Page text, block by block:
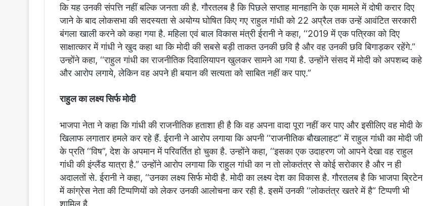
कि यह उनकी संपत्ति नहीं बल्कि जनता की है. गौरतलब है कि पिछले सप्ताह मानहानि के एक मामले में दोषी करार दिए
जाने के बाद लोकसभा की सदस्यता से अयोग्य घोषित किए गए राहुल गांधी को 22 अप्रैल तक उन्हें आवंटित सरकारी
बंगला खाली करने को कहा गया है. महिला एवं बाल विकास मंत्री ईरानी ने कहा, ‘‘2019 में एक पत्रिका को दिए
साक्षात्कार में गांधी ने खुद कहा था कि मोदी की सबसे बड़ी ताकत उनकी छवि है और वह उनकी छवि बिगाड़कर रहेंगे.”
उन्होंने कहा, ‘‘राहुल गांधी का राजनीतिक दिवालियापन खुलकर सामने आ गया है. उन्होंने संसद में मोदी को अपशब्द कहे
और आरोप लगाये, लेकिन वह अपने ही बयान की सत्यता को साबित नहीं कर पाए.”
राहुल का लक्ष्य सिर्फ मोदी
भाजपा नेता ने कहा कि गांधी की राजनीतिक हताशा ही है कि वह अपना वादा पूरा नहीं कर पाए और इसीलिए वह मोदी के
खिलाफ लगातार हमले कर रहे हैं. ईरानी ने आरोप लगाया कि अपनी ‘‘राजनीतिक बौखलाहट” में राहुल गांधी का मोदी जी
के प्रति ‘‘विष”, देश के अपमान में परिवर्तित हो चुका है. उन्होंने कहा, ‘‘इसका एक उदाहरण जो आपने देखा वह राहुल
गांधी की इंग्लैंड यात्रा है.” उन्होंने आरोप लगाया कि राहुल गांधी का न तो लोकतंत्र से कोई सरोकार है और न ही
अदालतों से. ईरानी ने कहा, ‘‘उनका लक्ष्य सिर्फ मोदी है. मोदी का लक्ष्य देश का विकास है. गौरतलब है कि भाजपा ब्रिटेन
में कांग्रेस नेता की टिप्पणियों को लेकर उनकी आलोचना कर रही है. इसमें उनकी ‘‘लोकतंत्र खतरे में है” टिप्पणी भी
शामिल है.